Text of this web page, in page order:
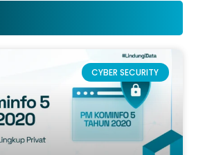
CYBER SECURITY